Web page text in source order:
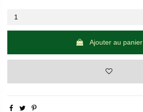
Ajouter au panier